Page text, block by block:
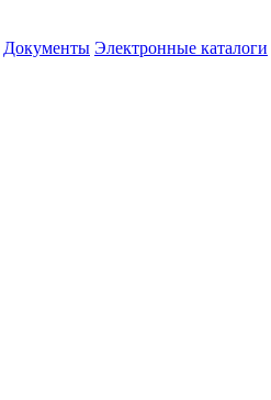
Документы Электронные каталоги